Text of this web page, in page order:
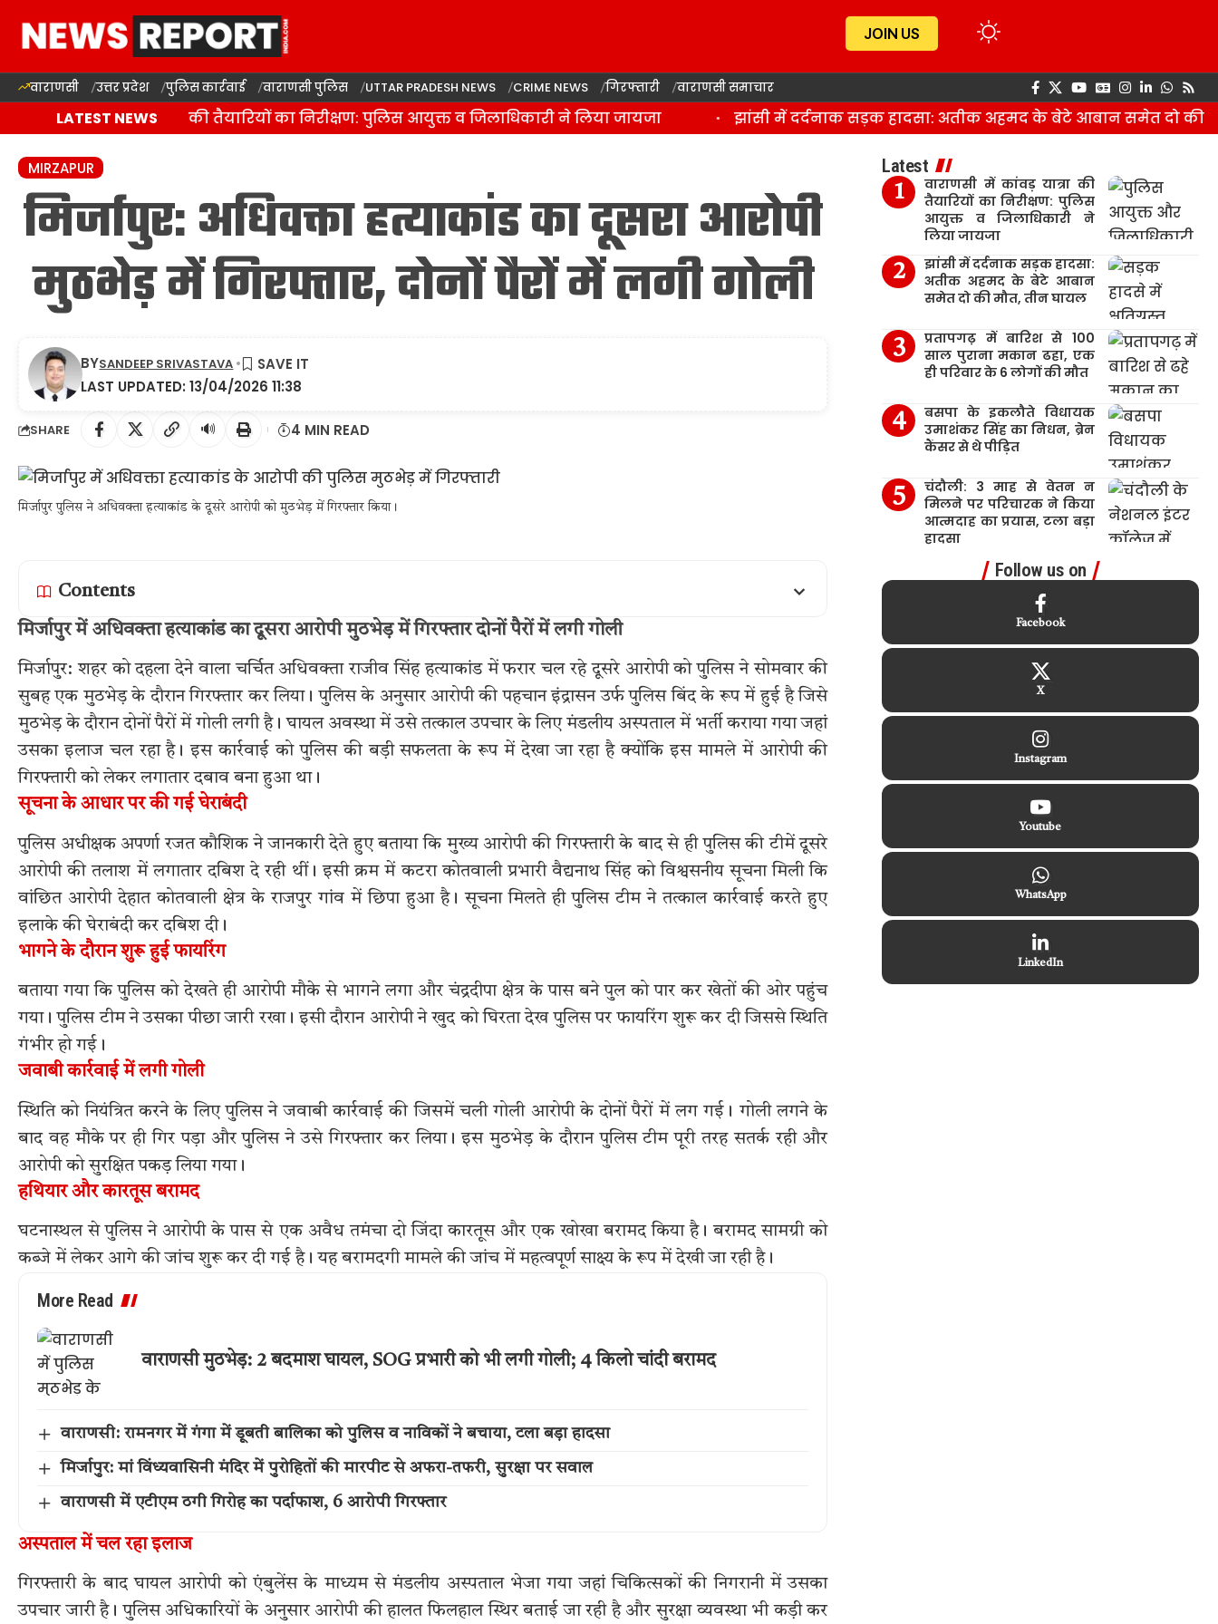
JOIN US
वाराणसी उत्तर प्रदेश पुलिस कार्रवाई वाराणसी पुलिस UTTAR PRADESH NEWS CRIME NEWS गिरफ्तारी वाराणसी समाचार
LATEST NEWS
में कांवड़ यात्रा की तैयारियों का निरीक्षण: पुलिस आयुक्त व जिलाधिकारी ने लिया जायजा झांसी में दर्दनाक सड़क हादसा: अतीक अहमद के बेटे आबान समेत दो की
MIRZAPUR
मिर्जापुर: अधिवक्ता हत्याकांड का दूसरा आरोपी
मुठभेड़ में गिरफ्तार, दोनों पैरों में लगी गोली
LAST UPDATED: 13/04/2026 11:38
BYSANDEEP SRIVASTAVA
SHARE 🔊 4 MIN READ
मिर्जापुर पुलिस ने अधिवक्ता हत्याकांड के दूसरे आरोपी को मुठभेड़ में गिरफ्तार किया।
Contents
मिर्जापुर में अधिवक्ता हत्याकांड का दूसरा आरोपी मुठभेड़ में गिरफ्तार दोनों पैरों में लगी गोली
मिर्जापुर: शहर को दहला देने वाला चर्चित अधिवक्ता राजीव सिंह हत्याकांड में फरार चल रहे दूसरे आरोपी को पुलिस ने सोमवार की
सुबह एक मुठभेड़ के दौरान गिरफ्तार कर लिया। पुलिस के अनुसार आरोपी की पहचान इंद्रासन उर्फ पुलिस बिंद के रूप में हुई है जिसे
मुठभेड़ के दौरान दोनों पैरों में गोली लगी है। घायल अवस्था में उसे तत्काल उपचार के लिए मंडलीय अस्पताल में भर्ती कराया गया जहां
उसका इलाज चल रहा है। इस कार्रवाई को पुलिस की बड़ी सफलता के रूप में देखा जा रहा है क्योंकि इस मामले में आरोपी की
गिरफ्तारी को लेकर लगातार दबाव बना हुआ था।
सूचना के आधार पर की गई घेराबंदी
पुलिस अधीक्षक अपर्णा रजत कौशिक ने जानकारी देते हुए बताया कि मुख्य आरोपी की गिरफ्तारी के बाद से ही पुलिस की टीमें दूसरे
आरोपी की तलाश में लगातार दबिश दे रही थीं। इसी क्रम में कटरा कोतवाली प्रभारी वैद्यनाथ सिंह को विश्वसनीय सूचना मिली कि
वांछित आरोपी देहात कोतवाली क्षेत्र के राजपुर गांव में छिपा हुआ है। सूचना मिलते ही पुलिस टीम ने तत्काल कार्रवाई करते हुए
इलाके की घेराबंदी कर दबिश दी।
भागने के दौरान शुरू हुई फायरिंग
बताया गया कि पुलिस को देखते ही आरोपी मौके से भागने लगा और चंद्रदीपा क्षेत्र के पास बने पुल को पार कर खेतों की ओर पहुंच
गया। पुलिस टीम ने उसका पीछा जारी रखा। इसी दौरान आरोपी ने खुद को घिरता देख पुलिस पर फायरिंग शुरू कर दी जिससे स्थिति
गंभीर हो गई।
जवाबी कार्रवाई में लगी गोली
स्थिति को नियंत्रित करने के लिए पुलिस ने जवाबी कार्रवाई की जिसमें चली गोली आरोपी के दोनों पैरों में लग गई। गोली लगने के
बाद वह मौके पर ही गिर पड़ा और पुलिस ने उसे गिरफ्तार कर लिया। इस मुठभेड़ के दौरान पुलिस टीम पूरी तरह सतर्क रही और
आरोपी को सुरक्षित पकड़ लिया गया।
हथियार और कारतूस बरामद
घटनास्थल से पुलिस ने आरोपी के पास से एक अवैध तमंचा दो जिंदा कारतूस और एक खोखा बरामद किया है। बरामद सामग्री को
कब्जे में लेकर आगे की जांच शुरू कर दी गई है। यह बरामदगी मामले की जांच में महत्वपूर्ण साक्ष्य के रूप में देखी जा रही है।
More Read
वाराणसी मुठभेड़: 2 बदमाश घायल, SOG प्रभारी को भी लगी गोली; 4 किलो चांदी बरामद
वाराणसी: रामनगर में गंगा में डूबती बालिका को पुलिस व नाविकों ने बचाया, टला बड़ा हादसा
मिर्जापुर: मां विंध्यवासिनी मंदिर में पुरोहितों की मारपीट से अफरा-तफरी, सुरक्षा पर सवाल
वाराणसी में एटीएम ठगी गिरोह का पर्दाफाश, 6 आरोपी गिरफ्तार
अस्पताल में चल रहा इलाज
गिरफ्तारी के बाद घायल आरोपी को एंबुलेंस के माध्यम से मंडलीय अस्पताल भेजा गया जहां चिकित्सकों की निगरानी में उसका
उपचार जारी है। पुलिस अधिकारियों के अनुसार आरोपी की हालत फिलहाल स्थिर बताई जा रही है और सुरक्षा व्यवस्था भी कड़ी कर
Latest
वाराणसी में कांवड़ यात्रा की
तैयारियों का निरीक्षण: पुलिस
आयुक्त व जिलाधिकारी ने
लिया जायजा
झांसी में दर्दनाक सड़क हादसा:
अतीक अहमद के बेटे आबान
समेत दो की मौत, तीन घायल
प्रतापगढ़ में बारिश से 100
साल पुराना मकान ढहा, एक
ही परिवार के 6 लोगों की मौत
बसपा के इकलौते विधायक
उमाशंकर सिंह का निधन, ब्रेन
कैंसर से थे पीड़ित
चंदौली: 3 माह से वेतन न
मिलने पर परिचारक ने किया
आत्मदाह का प्रयास, टला बड़ा
हादसा
Follow us on
Facebook
X
Instagram
Youtube
WhatsApp
LinkedIn